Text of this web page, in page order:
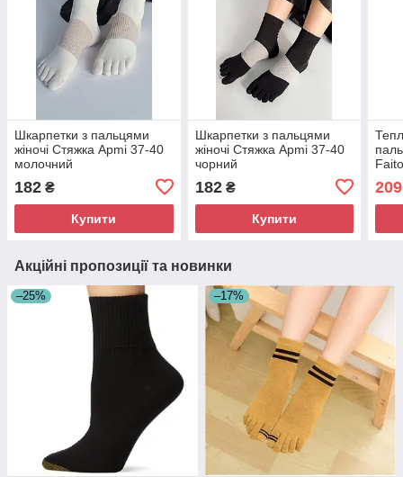
Шкарпетки з пальцями
жіночі Стяжка Apmi 37-40
молочний
182 ₴
Купити
Шкарпетки з пальцями
жіночі Стяжка Apmi 37-40
чорний
182₴
Купити
209
Акційні пропозиції та новинки
–25% –17%